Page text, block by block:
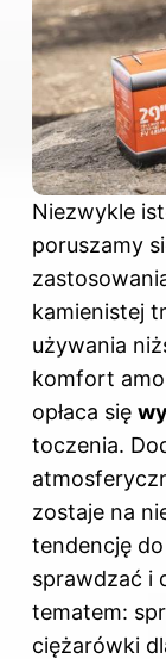
Niezwykle
poruszamy
kamienistej
używania
komfort
opłaca się
toczenia.
zostaje na
tendencję
sprawdzać i
tematem:
ciężarówki